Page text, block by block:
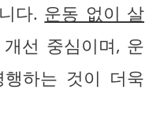
다. 운동 없이 살
선 중심이며, 운
하는 것이 더욱